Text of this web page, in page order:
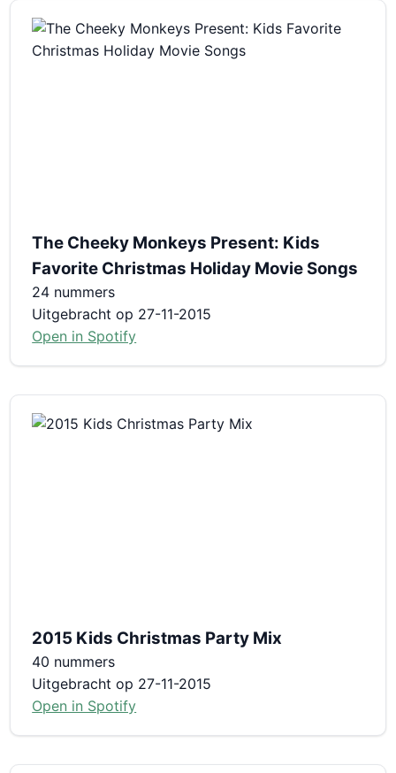
The Cheeky Monkeys Present: Kids
Favorite Christmas Holiday Movie Songs
24 nummers
Uitgebracht op 27-11-2015
Open in Spotify
2015 Kids Christmas Party Mix
40 nummers
Uitgebracht op 27-11-2015
Open in Spotify